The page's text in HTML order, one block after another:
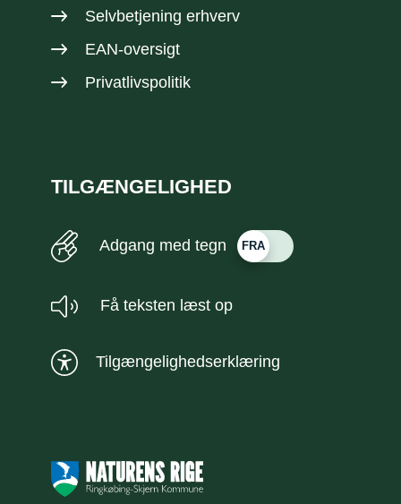
Selvbetjening erhverv
EAN-oversigt
Privatlivspolitik
TILGÆNGELIGHED
Adgang med tegn
Få teksten læst op
Tilgængelighedserklæring